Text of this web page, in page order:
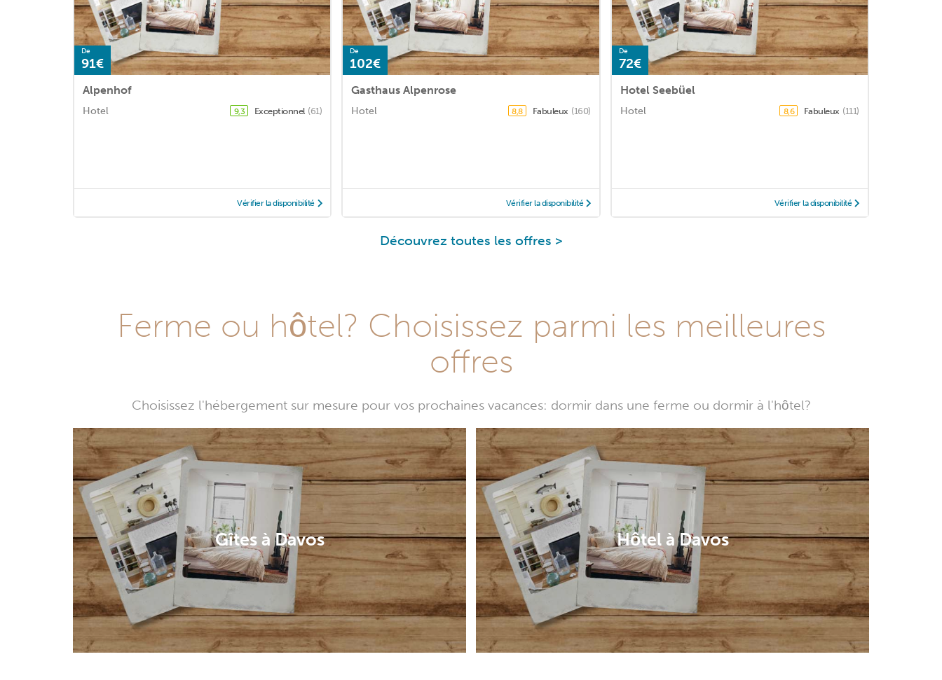
De
91€
Alpenhof
Hotel 9,3 Exceptionnel (61)
Vérifier la disponibilité
De
102€
Gasthaus Alpenrose
Hotel 8,8 Fabuleux (160)
Vérifier la disponibilité
De
72€
Hotel Seebüel
Hotel 8,6 Fabuleux (111)
Vérifier la disponibilité
Découvrez toutes les offres >
Ferme ou hôtel? Choisissez parmi les meilleures
offres
Choisissez l'hébergement sur mesure pour vos prochaines vacances: dormir dans une ferme ou dormir à l'hôtel?
Gîtes à Davos Hôtel à Davos